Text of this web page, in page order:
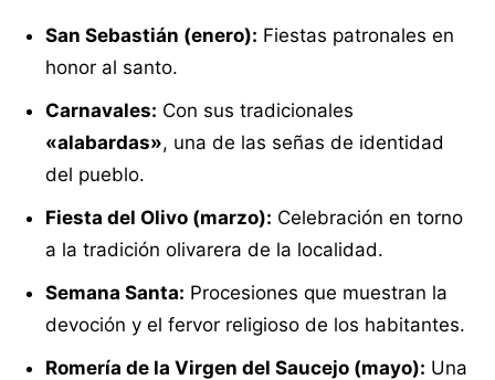
San Sebastián (enero): Fiestas patronales en
honor al santo.
Carnavales: Con sus tradicionales
«alabardas», una de las señas de identidad
del pueblo.
Fiesta del Olivo (marzo): Celebración en torno
a la tradición olivarera de la localidad.
Semana Santa: Procesiones que muestran la
devoción y el fervor religioso de los habitantes.
Romería de la Virgen del Saucejo (mayo): Una